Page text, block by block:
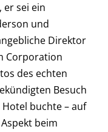
er sei ein
und
Direktor
Corporation
des echten
Besuch
buchte – auf
beim